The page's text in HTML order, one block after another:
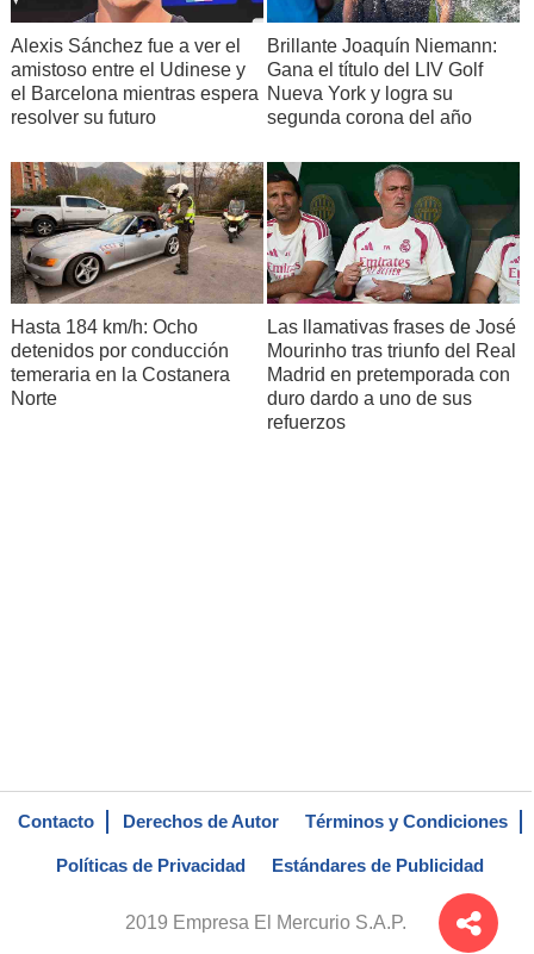
Alexis Sánchez fue a ver el
amistoso entre el Udinese y
el Barcelona mientras espera
resolver su futuro
Brillante Joaquín Niemann:
Gana el título del LIV Golf
Nueva York y logra su
segunda corona del año
Hasta 184 km/h: Ocho
detenidos por conducción
temeraria en la Costanera
Norte
Las llamativas frases de José
Mourinho tras triunfo del Real
Madrid en pretemporada con
duro dardo a uno de sus
refuerzos
Contacto Derechos de Autor Términos y Condiciones
Políticas de Privacidad Estándares de Publicidad
2019 Empresa El Mercurio S.A.P.